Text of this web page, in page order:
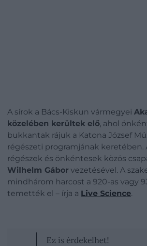
A sírok a Bács-Kiskun vármegyei
közelében kerültek elő, ahol
bukkantak rájuk a Katona József
régészeti programjának keretében.
régészek és önkéntesek közös
Wilhelm Gábor vezetésével. A
mindhárom harcost a 920-as vagy
temették el – írja a Live Science.
Ez is érdekelhet!